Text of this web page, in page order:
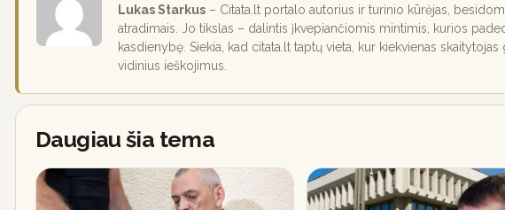
Lukas Starkus – Citata.lt portalo autorius ir turinio kūrėjas,
atradimais. Jo tikslas – dalintis įkvepiančiomis mintimis, kurios
kasdienybę. Siekia, kad citata.lt taptų vieta, kur kiekvienas
vidinius ieškojimus.
Daugiau šia tema